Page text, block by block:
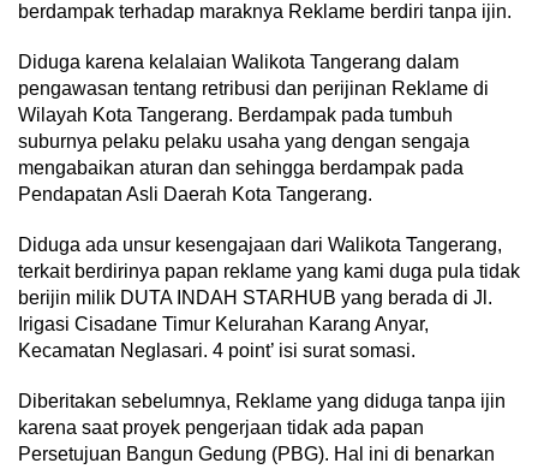
berdampak terhadap maraknya Reklame berdiri tanpa ijin.
Diduga karena kelalaian Walikota Tangerang dalam
pengawasan tentang retribusi dan perijinan Reklame di
Wilayah Kota Tangerang. Berdampak pada tumbuh
suburnya pelaku pelaku usaha yang dengan sengaja
mengabaikan aturan dan sehingga berdampak pada
Pendapatan Asli Daerah Kota Tangerang.
Diduga ada unsur kesengajaan dari Walikota Tangerang,
terkait berdirinya papan reklame yang kami duga pula tidak
berijin milik DUTA INDAH STARHUB yang berada di Jl.
Irigasi Cisadane Timur Kelurahan Karang Anyar,
Kecamatan Neglasari. 4 point’ isi surat somasi.
Diberitakan sebelumnya, Reklame yang diduga tanpa ijin
karena saat proyek pengerjaan tidak ada papan
Persetujuan Bangun Gedung (PBG). Hal ini di benarkan